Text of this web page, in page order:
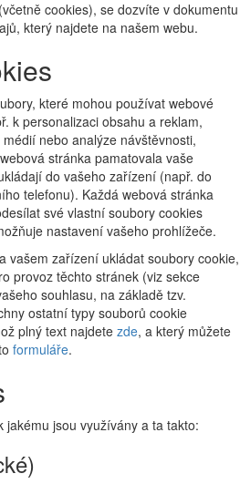
cookies), se dozvíte v dokumentu
který najdete na našem webu.
které mohou používat webové
k personalizaci obsahu a reklam,
nebo analýze návštěvnosti,
stránka pamatovala vaše
do vašeho zařízení (např. do
telefonu). Každá webová stránka
své vlastní soubory cookies
nastavení vašeho prohlížeče.
vašem zařízení ukládat soubory cookie,
provoz těchto stránek (viz sekce
souhlasu, na základě tzv.
ostatní typy souborů cookie
plný text najdete zde, a který můžete
formuláře.
jsou využívány a ta takto: